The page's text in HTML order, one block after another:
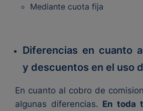
Mediante cuota fija
Diferencias en cuanto
y descuentos en el uso
En cuanto al cobro de
algunas diferencias. En toda